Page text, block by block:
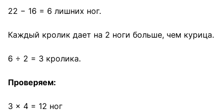
22 − 16 = 6 лишних ног.
Каждый кролик дает на 2 ноги больше, чем курица.
6 ÷ 2 = 3 кролика.
Проверяем:
3 × 4 = 12 ног